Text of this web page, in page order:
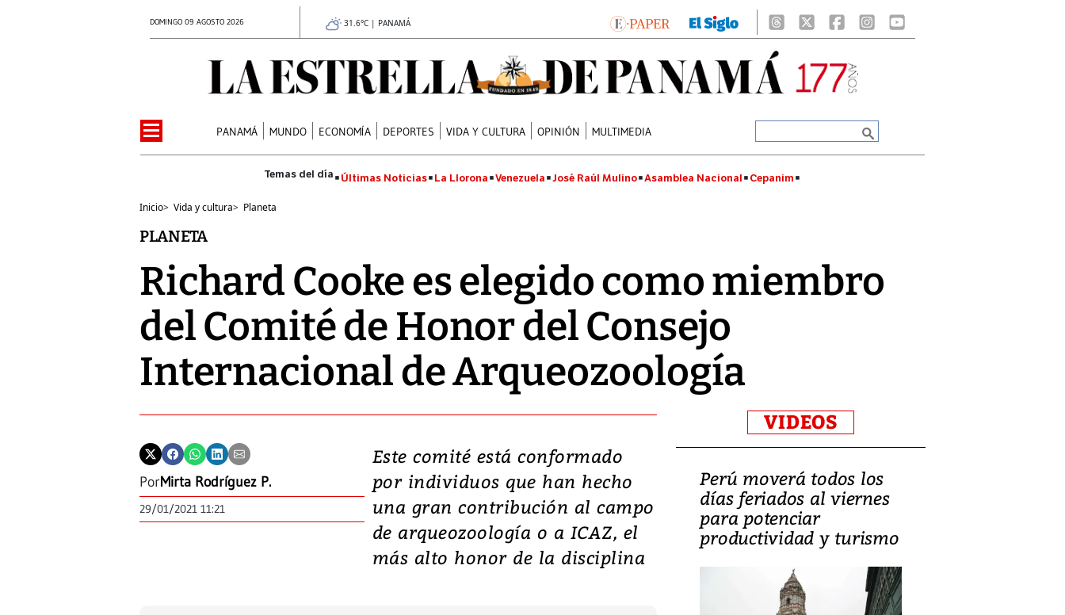
DOMINGO 09 AGOSTO 2026 31.6°C | PANAMÁ
PANAMÁ MUNDO ECONOMÍA DEPORTES VIDA Y CULTURA OPINIÓN MULTIMEDIA
Últimas Noticias La Llorona Venezuela José Raúl Mulino Asamblea Nacional Cepanim
Inicio> Vida y cultura> Planeta
PLANETA
Richard Cooke es elegido como miembro
del Comité de Honor del Consejo
Internacional de Arqueozoología
PorMirta Rodríguez P.
29/01/2021 11:21
Este comité está conformado
por individuos que han hecho
una gran contribución al campo
de arqueozoología o a ICAZ, el
más alto honor de la disciplina
VIDEOS
Video: Lula lanza su
candidatura con
promesas de inversión
en defensa, educación y
tierras raras
Perú moverá todos los
días feriados al viernes
para potenciar
productividad y turismo